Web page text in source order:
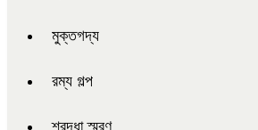
মুক্তগদ্য
রম্য গল্প
শ্রদ্ধা স্মরণ